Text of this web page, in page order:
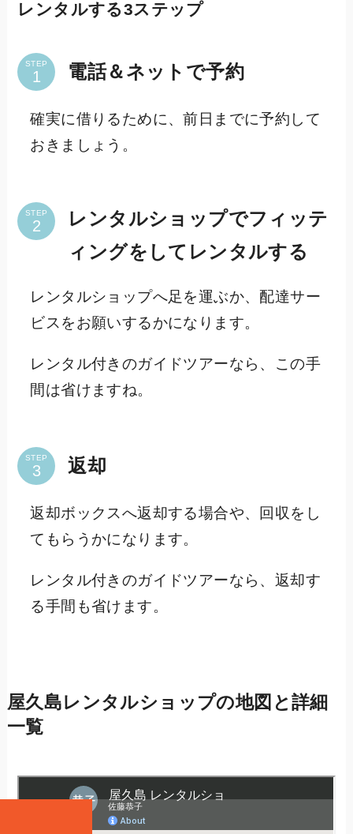
レンタルする3ステップ
STEP 電話＆ネットで予約
確実に借りるために、前日までに予約して
おきましょう。
STEP
レンタルショップでフィッテ
ィングをしてレンタルする
レンタルショップへ足を運ぶか、配達サー
ビスをお願いするかになります。
レンタル付きのガイドツアーなら、この手
間は省けますね。
STEP 返却
返却ボックスへ返却する場合や、回収をし
てもらうかになります。
レンタル付きのガイドツアーなら、返却す
る手間も省けます。
屋久島レンタルショップの地図と詳細
一覧